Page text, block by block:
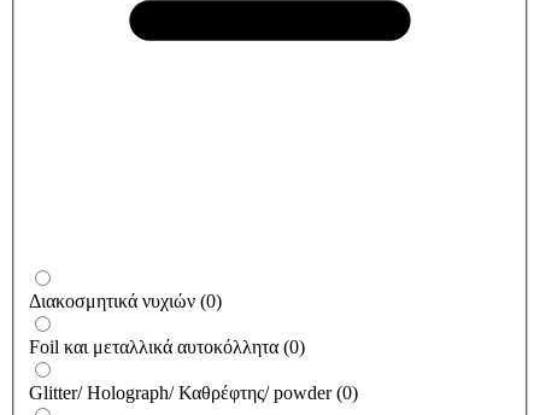
Διακοσμητικά νυχιών (0)
Foil και μεταλλικά αυτοκόλλητα (0)
Glitter/ Holograph/ Καθρέφτης/ powder (0)